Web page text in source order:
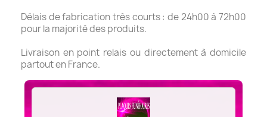
Délais de fabrication très courts : de 24h00 à 72h00
pour la majorité des produits.
Livraison en point relais ou directement à domicile
partout en France.